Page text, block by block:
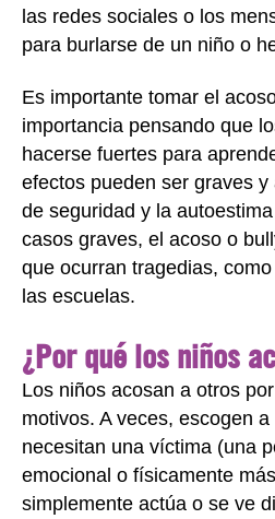
las redes sociales o los
para burlarse de un niño o
Es importante tomar el
importancia pensando que
hacerse fuertes para
efectos pueden ser graves
de seguridad y la
casos graves, el acoso o
que ocurran tragedias, como
las escuelas.
¿Por qué los niños
Los niños acosan a otros
motivos. A veces, escogen
necesitan una víctima (una
emocional o físicamente
simplemente actúa o se ve